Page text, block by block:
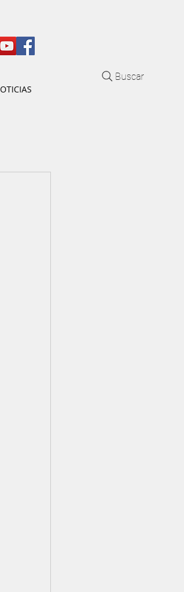
Buscar